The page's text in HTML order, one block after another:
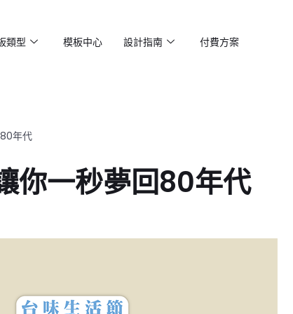
類型 模板中心 設計指南 付費方案
年代
你一秒夢回80年代